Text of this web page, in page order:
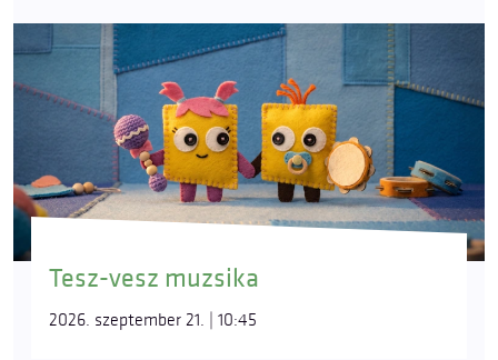
Tesz-vesz muzsika
2026. szeptember 21. | 10:45